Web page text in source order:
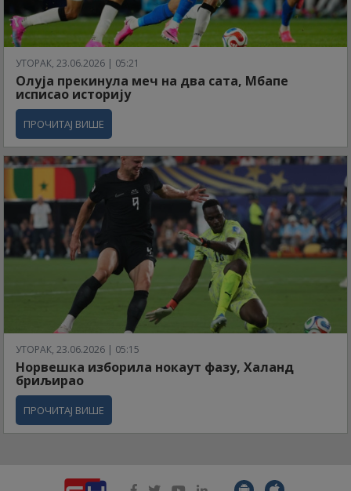
УТОРАК, 23.06.2026 | 05:21
Олуја прекинула меч на два сата, Мбапе
исписао историју
ПРОЧИТАЈ ВИШЕ
УТОРАК, 23.06.2026 | 05:15
Норвешка изборила нокаут фазу, Халанд
бриљирао
ПРОЧИТАЈ ВИШЕ